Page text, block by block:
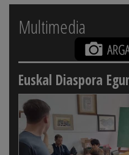
Multimedia
Euskal Diaspora